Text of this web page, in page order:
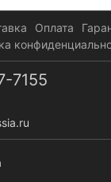
Оплата
7155